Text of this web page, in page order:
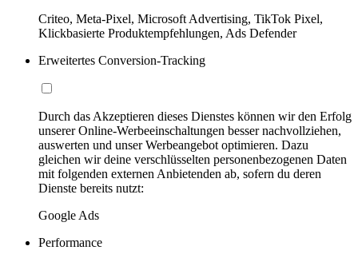
Criteo, Meta-Pixel, Microsoft Advertising, TikTok Pixel,
Klickbasierte Produktempfehlungen, Ads Defender
Erweitertes Conversion-Tracking
Durch das Akzeptieren dieses Dienstes können wir den Erfolg
unserer Online-Werbeeinschaltungen besser nachvollziehen,
auswerten und unser Werbeangebot optimieren. Dazu
gleichen wir deine verschlüsselten personenbezogenen Daten
mit folgenden externen Anbietenden ab, sofern du deren
Dienste bereits nutzt:
Google Ads
Performance